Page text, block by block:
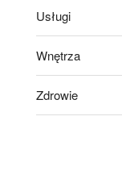
Usługi
Wnętrza
Zdrowie